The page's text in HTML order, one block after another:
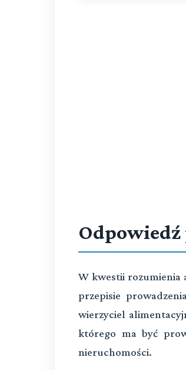
W kwestii rozumienia
przepisie
wierzyciel
którego ma być
nieruchomości.